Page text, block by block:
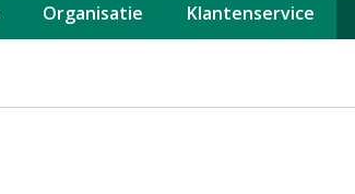
Organisatie Klantenservice